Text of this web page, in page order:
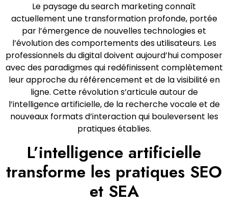
Le paysage du search marketing connaît
actuellement une transformation profonde, portée
par l’émergence de nouvelles technologies et
l’évolution des comportements des utilisateurs. Les
professionnels du digital doivent aujourd’hui composer
avec des paradigmes qui redéfinissent complètement
leur approche du référencement et de la visibilité en
ligne. Cette révolution s’articule autour de
l’intelligence artificielle, de la recherche vocale et de
nouveaux formats d’interaction qui bouleversent les
pratiques établies.
L’intelligence artificielle
transforme les pratiques SEO
et SEA